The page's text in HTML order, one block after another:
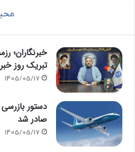
خبرنگاران؛
تبریک روز
1405/05/17
صادر شد
1405/05/17